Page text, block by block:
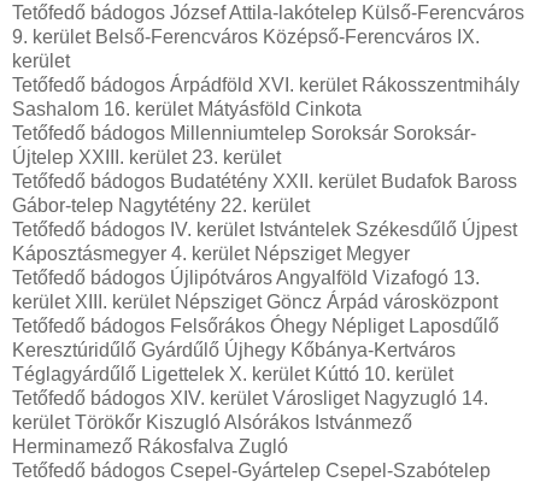
Tetőfedő bádogos József Attila-lakótelep Külső-Ferencváros
9. kerület Belső-Ferencváros Középső-Ferencváros IX.
kerület
Tetőfedő bádogos Árpádföld XVI. kerület Rákosszentmihály
Sashalom 16. kerület Mátyásföld Cinkota
Tetőfedő bádogos Millenniumtelep Soroksár Soroksár-
Újtelep XXIII. kerület 23. kerület
Tetőfedő bádogos Budatétény XXII. kerület Budafok Baross
Gábor-telep Nagytétény 22. kerület
Tetőfedő bádogos IV. kerület Istvántelek Székesdűlő Újpest
Káposztásmegyer 4. kerület Népsziget Megyer
Tetőfedő bádogos Újlipótváros Angyalföld Vizafogó 13.
kerület XIII. kerület Népsziget Göncz Árpád városközpont
Tetőfedő bádogos Felsőrákos Óhegy Népliget Laposdűlő
Keresztúridűlő Gyárdűlő Újhegy Kőbánya-Kertváros
Téglagyárdűlő Ligettelek X. kerület Kúttó 10. kerület
Tetőfedő bádogos XIV. kerület Városliget Nagyzugló 14.
kerület Törökőr Kiszugló Alsórákos Istvánmező
Herminamező Rákosfalva Zugló
Tetőfedő bádogos Csepel-Gyártelep Csepel-Szabótelep